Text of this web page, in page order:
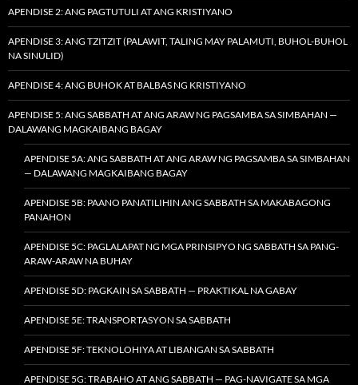
APENDISE 2: ANG PAGTUTULI AT ANG KRISTIYANO
APENDISE 3: ANG TZITZIT (PALAWIT, TALING MAY PALAMUTI, BUHOL-BUHOL
NA SINULID)
APENDISE 4: ANG BUHOK AT BALBAS NG KRISTIYANO
APENDISE 5: ANG SABBATH AT ANG ARAW NG PAGSAMBA SA SIMBAHAN —
DALAWANG MAGKAIBANG BAGAY
APENDISE 5A: ANG SABBATH AT ANG ARAW NG PAGSAMBA SA SIMBAHAN
— DALAWANG MAGKAIBANG BAGAY
APENDISE 5B: PAANO PANATILIHIN ANG SABBATH SA MAKABAGONG
PANAHON
APENDISE 5C: PAGLALAPAT NG MGA PRINSIPYO NG SABBATH SA PANG-
ARAW-ARAW NA BUHAY
APENDISE 5D: PAGKAIN SA SABBATH — PRAKTIKAL NA GABAY
APENDISE 5E: TRANSPORTASYON SA SABBATH
APENDISE 5F: TEKNOLOHIYA AT LIBANGAN SA SABBATH
APENDISE 5G: TRABAHO AT ANG SABBATH — PAG-NAVIGATE SA MGA